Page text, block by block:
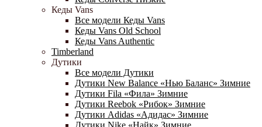
Кеды Vans
Все модели Кеды Vans
Кеды Vans Old School
Кеды Vans Authentic
Timberland
Дутики
Все модели Дутики
Дутики New Balance «Нью Баланс» Зимние
Дутики Fila «Фила» Зимние
Дутики Reebok «Рибок» Зимние
Дутики Adidas «Адидас» Зимние
Дутики Nike «Найк» Зимние